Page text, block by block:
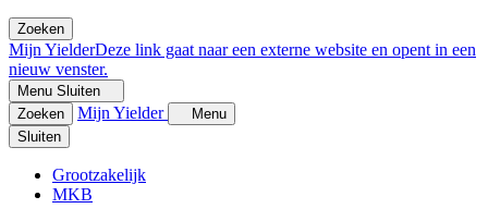
Zoeken
Mijn YielderDeze link gaat naar een externe website en opent in een
nieuw venster.
Menu Sluiten
Zoeken
Mijn Yielder
Menu
Sluiten
Grootzakelijk
MKB